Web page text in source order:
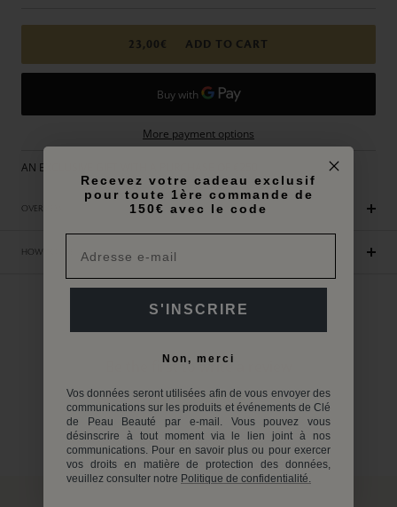
23,00€ ADD TO CART
More payment options
AN EXCLUSIVE GIFT WITH A PURCHASE OF €250
OVERVIEW
HOW TO USE
Be the first to write a review
Write a review
No items found
Recevez votre cadeau exclusif
pour toute 1ère commande de
150€ avec le code
S'INSCRIRE
Non, merci
Vos données seront utilisées afin de vous envoyer des
communications sur les produits et événements de Clé
de Peau Beauté par e-mail. Vous pouvez vous
désinscrire à tout moment via le lien joint à nos
communications. Pour en savoir plus ou pour exercer
vos droits en matière de protection des données,
veuillez consulter notre Politique de confidentialité.